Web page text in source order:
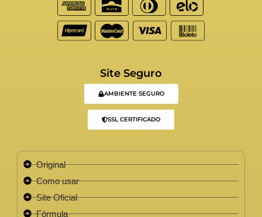
Site Seguro
AMBIENTE SEGURO
SSL CERTIFICADO
Original
Como usar
Site Oficial
Fórmula